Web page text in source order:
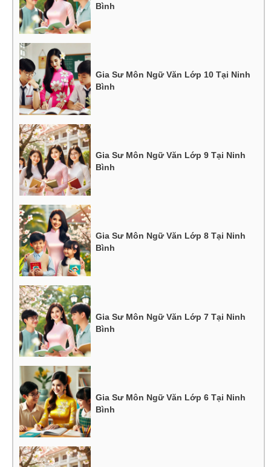
Bình
Gia Sư Môn Ngữ Văn Lớp 10 Tại Ninh
Bình
Gia Sư Môn Ngữ Văn Lớp 9 Tại Ninh
Bình
Gia Sư Môn Ngữ Văn Lớp 8 Tại Ninh
Bình
Gia Sư Môn Ngữ Văn Lớp 7 Tại Ninh
Bình
Gia Sư Môn Ngữ Văn Lớp 6 Tại Ninh
Bình